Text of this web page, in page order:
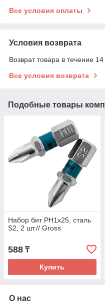
Все условия оплаты
Условия возврата
Возврат товара в течение
Все условия возврата
Подобные товары
Набор бит PH1х25, сталь
S2, 2 шт.// Gross
588 ₸
Купить
О нас